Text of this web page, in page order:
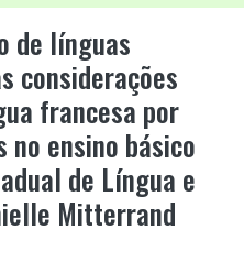
de línguas
considerações
francesa por
ensino básico
de Língua e
Mitterrand